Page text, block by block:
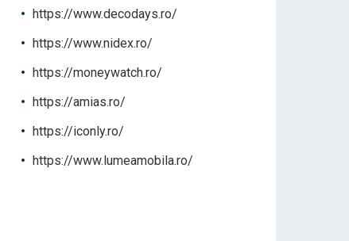
https://www.decodays.ro/
https://www.nidex.ro/
https://moneywatch.ro/
https://amias.ro/
https://iconly.ro/
https://www.lumeamobila.ro/